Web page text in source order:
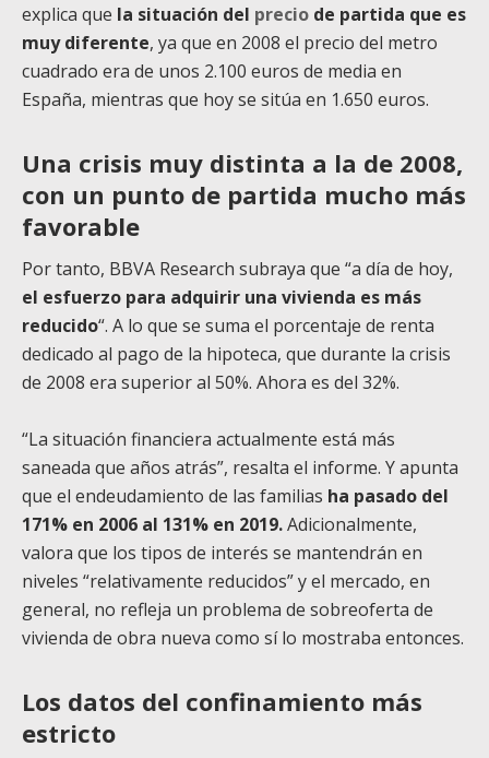
explica que la situación del precio de partida que es
muy diferente, ya que en 2008 el precio del metro
cuadrado era de unos 2.100 euros de media en
España, mientras que hoy se sitúa en 1.650 euros.
Una crisis muy distinta a la de 2008,
con un punto de partida mucho más
favorable
Por tanto, BBVA Research subraya que “a día de hoy,
el esfuerzo para adquirir una vivienda es más
reducido“. A lo que se suma el porcentaje de renta
dedicado al pago de la hipoteca, que durante la crisis
de 2008 era superior al 50%. Ahora es del 32%.
“La situación financiera actualmente está más
saneada que años atrás”, resalta el informe. Y apunta
que el endeudamiento de las familias ha pasado del
171% en 2006 al 131% en 2019.Adicionalmente,
valora que los tipos de interés se mantendrán en
niveles “relativamente reducidos” y el mercado, en
general, no refleja un problema de sobreoferta de
vivienda de obra nueva como sí lo mostraba entonces.
Los datos del confinamiento más
estricto